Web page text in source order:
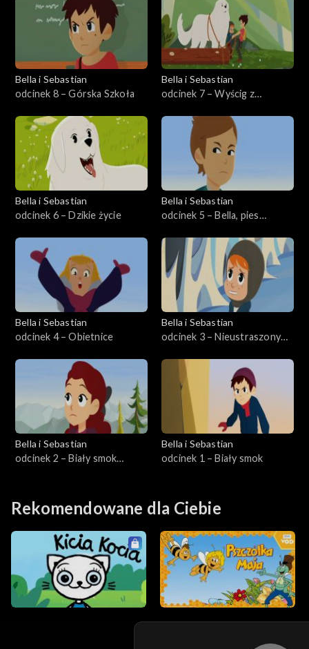
Bella i Sebastian
odcinek 8 – Górska Szkoła
Bella i Sebastian
odcinek 7 – Wyścig z
Bella i Sebastian
odcinek 6 – Dzikie życie
Bella i Sebastian
odcinek 5 – Bella, pies
Bella i Sebastian
odcinek 4 – Obietnice
Bella i Sebastian
odcinek 3 – Nieustraszony
Bella i Sebastian
odcinek 2 – Biały smok
Bella i Sebastian
odcinek 1 – Biały smok
Rekomendowane dla Ciebie